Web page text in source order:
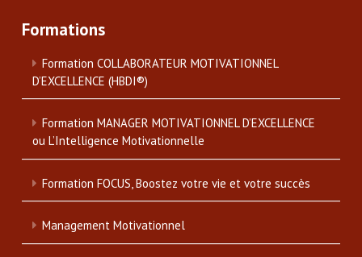
Formations
Formation COLLABORATEUR MOTIVATIONNEL
D’EXCELLENCE (HBDI®)
Formation MANAGER MOTIVATIONNEL D’EXCELLENCE
ou L’Intelligence Motivationnelle
Formation FOCUS, Boostez votre vie et votre succès
Management Motivationnel